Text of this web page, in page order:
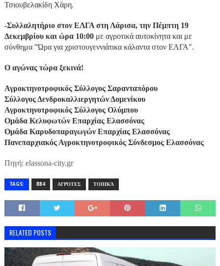
Τσιουβελακίδη Χάρη.
-Συλλαλητήριο στον ΕΛΓΑ στη Λάρισα, την Πέμπτη 19
Δεκεμβρίου και ώρα 10:00με αγροτικά αυτοκίνητα και με
σύνθημα "Ώρα για χριστουγεννιάτικα κάλαντα στον ΕΛΓΑ".
Ο αγώνας τώρα ξεκινά!
Αγροκτηνοτροφικός Σύλλογος Σαρανταπόρου
Σύλλογος Δενδροκαλλιεργητών Δομενίκου
Αγροκτηνοτροφικός Σύλλογος Ολύμπου
Ομάδα Κελυφωτών Επαρχίας Ελασσόνας
Ομάδα Καρυδοπαραγωγών Επαρχίας Ελασσόνας
Πανεπαρχιακός Αγροκτηνοτροφικός Σύνδεσμος Ελασσόνας
Πηγή: elassona-city.gr
TAGS: 884 ΑΓΡΌΤΕΣ ΤΟΠΙΚΆ
RELATED POSTS